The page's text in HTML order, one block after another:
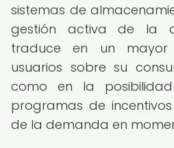
sistemas de
gestión activa de la
traduce en un
usuarios sobre su
como en la
programas de
de la demanda en